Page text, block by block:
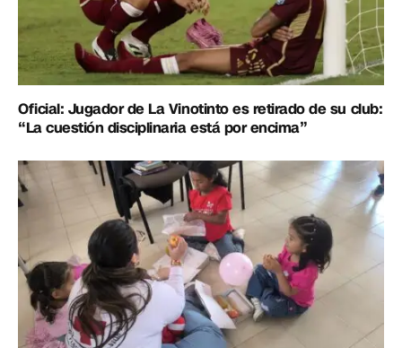
Oficial: Jugador de La Vinotinto es retirado de su club:
“La cuestión disciplinaria está por encima”